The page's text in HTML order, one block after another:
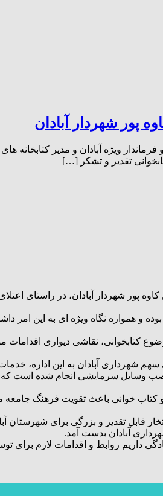
پور شهردار آبادان
ویژه آبادان و مدیر کتابخانه
تقدیر و تشکر […]
پور شهردار آبادان، در راستای
و همواره نگاه ویژه ای به این امر
کتابخوانی، نقاشی دیواری اقدامات
وسایل سرمایشی انجام شده است که
و کتاب خوانی باعث تقویت فرهنگ
قابل تقدیر و بزرگی برای شهرستان
آبادان بدست آمد.
داریم روابط و اقدامات لازم برای